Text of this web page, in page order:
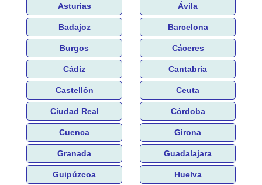
Asturias Ávila
Badajoz Barcelona
Burgos Cáceres
Cádiz Cantabria
Castellón Ceuta
Ciudad Real Córdoba
Cuenca Girona
Granada Guadalajara
Guipúzcoa Huelva